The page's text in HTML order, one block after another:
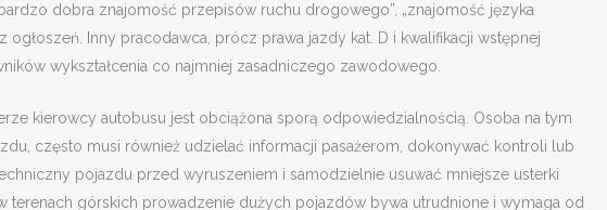
dobra znajomość przepisów ruchu drogowego”, „znajomość języka
Inny pracodawca, prócz prawa jazdy kat. D i kwalifikacji wstępnej
wykształcenia co najmniej zasadniczego zawodowego.
kierowcy autobusu jest obciążona sporą odpowiedzialnością. Osoba na tym
często musi również udzielać informacji pasażerom, dokonywać kontroli lub
pojazdu przed wyruszeniem i samodzielnie usuwać mniejsze usterki
terenach górskich prowadzenie dużych pojazdów bywa utrudnione i wymaga od